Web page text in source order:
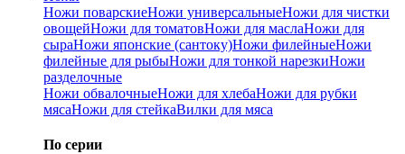
Ножи поварскиеНожи универсальныеНожи для чистки
овощейНожи для томатовНожи для маслаНожи для
сыраНожи японские (сантоку)Ножи филейныеНожи
филейные для рыбыНожи для тонкой нарезкиНожи
разделочные
Ножи обвалочныеНожи для хлебаНожи для рубки
мясаНожи для стейкаВилки для мяса
По серии